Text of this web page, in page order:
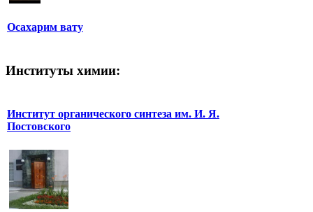
Осахарим вату
Институты химии:
Институт органического синтеза им. И. Я.
Постовского